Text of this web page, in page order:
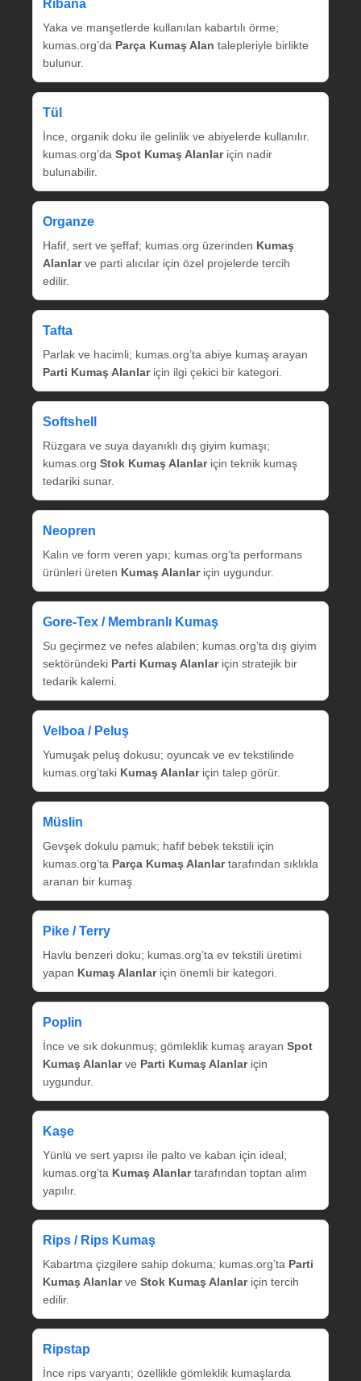
Ribana
Yaka ve manşetlerde kullanılan kabartılı örme;
kumas.org’da Parça Kumaş Alan talepleriyle birlikte
bulunur.
Tül
İnce, organik doku ile gelinlik ve abiyelerde kullanılır.
kumas.org’da Spot Kumaş Alanlariçin nadir
bulunabilir.
Organze
Hafif, sert ve şeffaf; kumas.org üzerinden Kumaş
Alanlarve parti alıcılar için özel projelerde tercih
edilir.
Tafta
Parlak ve hacimli; kumas.org’ta abiye kumaş arayan
Parti Kumaş Alanlariçin ilgi çekici bir kategori.
Softshell
Rüzgara ve suya dayanıklı dış giyim kumaşı;
kumas.org Stok Kumaş Alanlariçin teknik kumaş
tedariki sunar.
Neopren
Kalın ve form veren yapı; kumas.org’ta performans
ürünleri üreten Kumaş Alanlariçin uygundur.
Gore‑Tex / Membranlı Kumaş
Su geçirmez ve nefes alabilen; kumas.org’ta dış giyim
sektöründeki Parti Kumaş Alanlariçin stratejik bir
tedarik kalemi.
Velboa / Peluş
Yumuşak peluş dokusu; oyuncak ve ev tekstilinde
kumas.org’taki Kumaş Alanlariçin talep görür.
Müslin
Gevşek dokulu pamuk; hafif bebek tekstili için
kumas.org’ta Parça Kumaş Alanlartarafından sıklıkla
aranan bir kumaş.
Pike / Terry
Havlu benzeri doku; kumas.org’ta ev tekstili üretimi
yapan Kumaş Alanlariçin önemli bir kategori.
Poplin
İnce ve sık dokunmuş; gömleklik kumaş arayan Spot
Kumaş Alanlarve Parti Kumaş Alanlariçin
uygundur.
Kaşe
Yünlü ve sert yapısı ile palto ve kaban için ideal;
kumas.org’ta Kumaş Alanlartarafından toptan alım
yapılır.
Rips / Rips Kumaş
Kabartma çizgilere sahip dokuma; kumas.org’ta Parti
Kumaş Alanlarve Stok Kumaş Alanlariçin tercih
edilir.
Ripstap
İnce rips varyantı; özellikle gömleklik kumaşlarda